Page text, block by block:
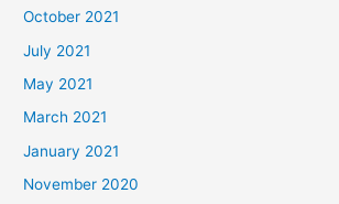
October 2021
July 2021
May 2021
March 2021
January 2021
November 2020